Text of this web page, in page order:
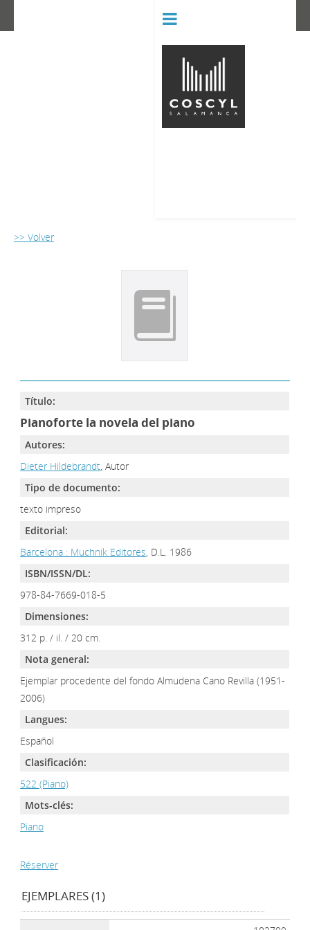
>> Volver
Título:
Pianoforte la novela del piano
Autores:
Dieter Hildebrandt, Autor
Tipo de documento:
texto impreso
Editorial:
Barcelona : Muchnik Editores, D.L. 1986
ISBN/ISSN/DL:
978-84-7669-018-5
Dimensiones:
312 p. / il. / 20 cm.
Nota general:
Ejemplar procedente del fondo Almudena Cano Revilla (1951-
2006)
Langues:
Español
Clasificación:
522 (Piano)
Mots-clés:
Piano
Réserver
EJEMPLARES (1)